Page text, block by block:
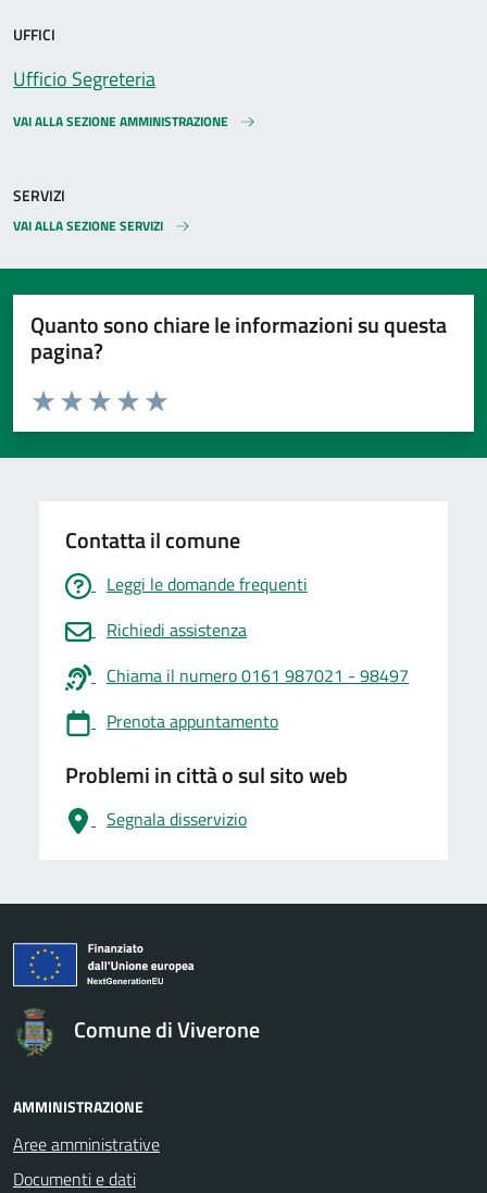
UFFICI
Ufficio Segreteria
VAI ALLA SEZIONE AMMINISTRAZIONE
SERVIZI
VAI ALLA SEZIONE SERVIZI
Quanto sono chiare le informazioni su questa
pagina?
Valuta da 1 a 5 stelle la pagina
Valuta 5 stelle su 5
Valuta 4 stelle su 5
Valuta 3 stelle su 5
Valuta 2 stelle su 5
Valuta 1 stelle su 5
Contatta il comune
Leggi le domande frequenti
Richiedi assistenza
Chiama il numero 0161 987021 - 98497
Prenota appuntamento
Problemi in città o sul sito web
Segnala disservizio
logo Unione Europea
Comune di Viverone
AMMINISTRAZIONE
Aree amministrative
Documenti e dati